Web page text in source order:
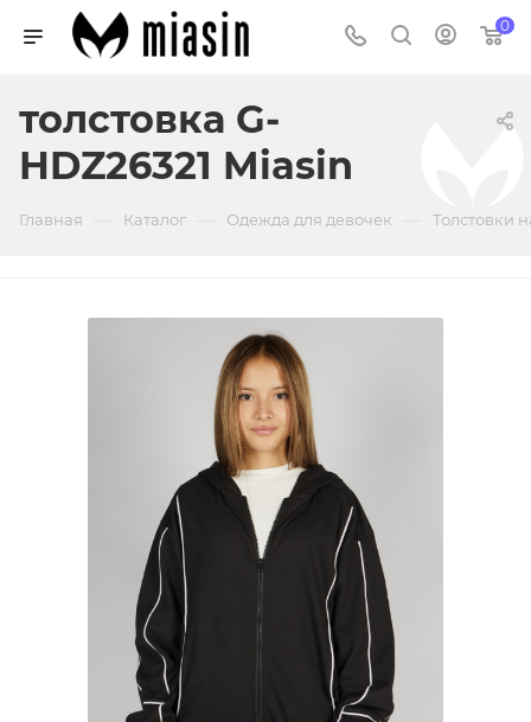
0
толстовка G-
HDZ26321 Miasin
Главная Каталог Одежда для девочек Толстовки